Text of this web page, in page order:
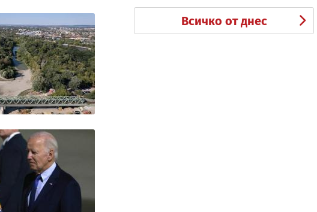
Всичко от днес